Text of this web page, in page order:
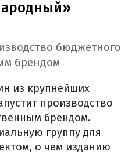
бюджетного
брендом
из крупнейших
производство
брендом.
группу для
о чем изданию